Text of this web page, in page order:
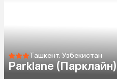
Ташкент, Узбекистан
Parklane (Парклайн)